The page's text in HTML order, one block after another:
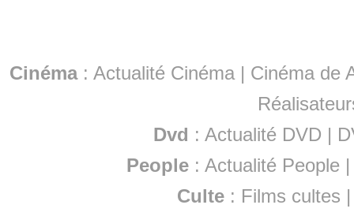
Cinéma: Actualité Cinéma | Cinéma de
Dvd : Actualité DVD |
People :Actualité People
Culte : Films cultes